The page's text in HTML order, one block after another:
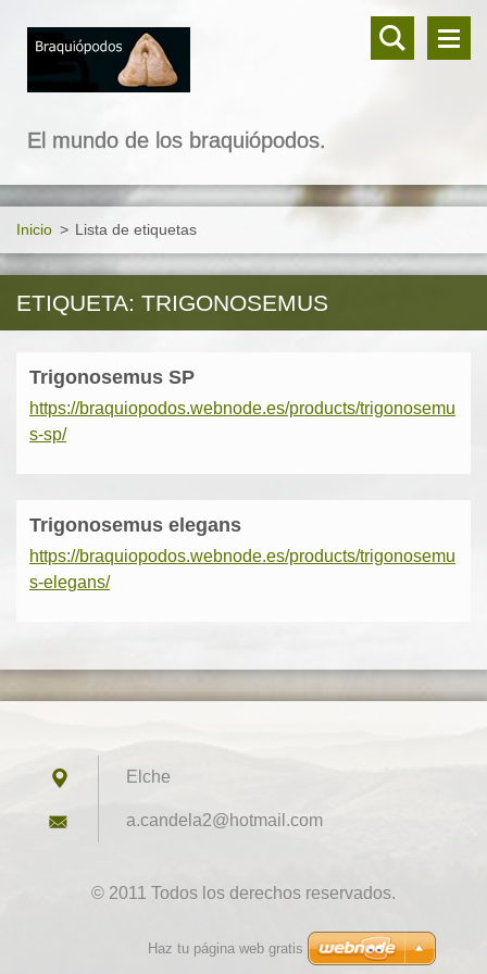
El mundo de los braquiópodos.
Inicio > Lista de etiquetas
ETIQUETA: TRIGONOSEMUS
Trigonosemus SP
https://braquiopodos.webnode.es/products/trigonosemu
s-sp/
Trigonosemus elegans
https://braquiopodos.webnode.es/products/trigonosemu
s-elegans/
Elche
a.candel a2@hotmail.com
© 2011 Todos los derechos reservados.
Haz tu página web gratis